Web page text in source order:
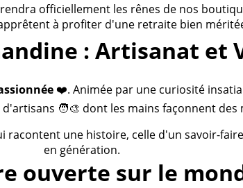
officiellement les rênes de nos
à profiter d'une retraite bien
: Artisanat et
❤️. Animée par une curiosité
🧑‍🎨 dont les mains façonnent des
racontent une histoire, celle d'un savoir-
en génération.
ouverte sur le